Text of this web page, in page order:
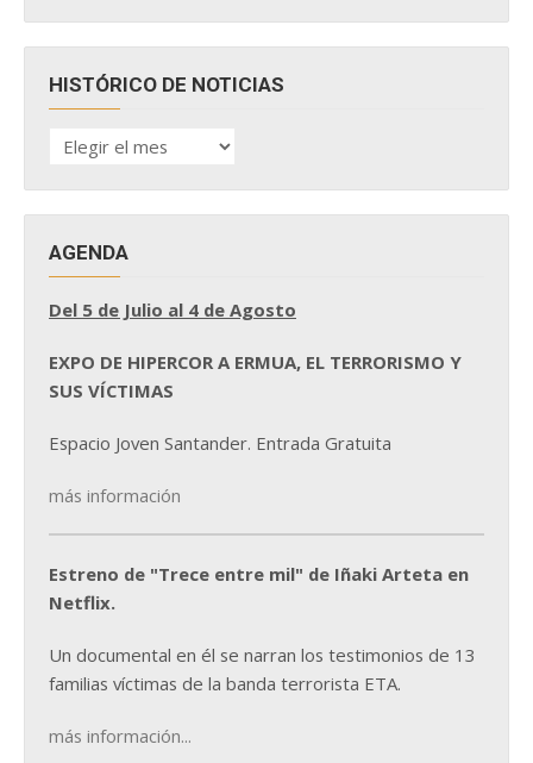
HISTÓRICO DE NOTICIAS
HISTÓRICO
DE
AGENDA
Del 5 de Julio al 4 de Agosto
EXPO DE HIPERCOR A ERMUA, EL TERRORISMO Y
SUS VÍCTIMAS
Espacio Joven Santander. Entrada Gratuita
más información
Estreno de "Trece entre mil" de Iñaki Arteta en
Netflix.
Un documental en él se narran los testimonios de 13
familias víctimas de la banda terrorista ETA.
más información...